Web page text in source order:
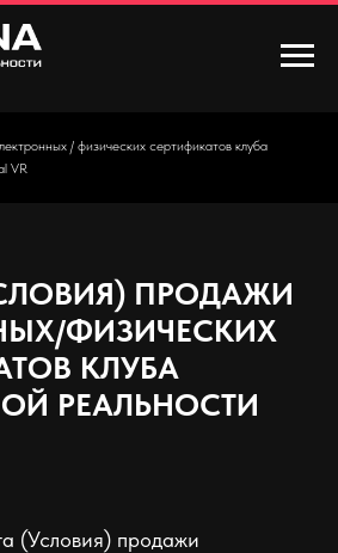
/ физических сертификатов клуба
VR
ПРОДАЖИ
ФИЗИЧЕСКИХ
КЛУБА
РЕАЛЬНОСТИ
(Условия) продажи